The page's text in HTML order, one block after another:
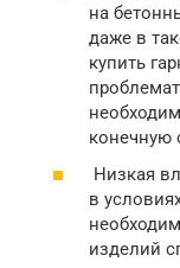
на
даже в
купить
конечную
Низкая
в
изделий